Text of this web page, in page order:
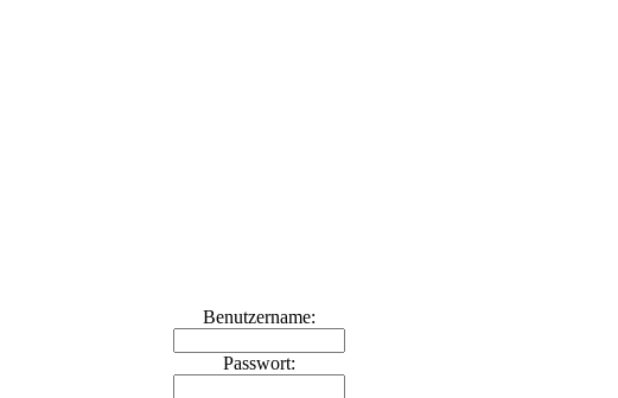
Benutzername:
Passwort: